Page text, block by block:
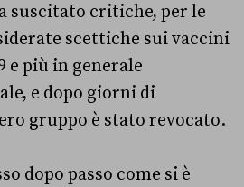
suscitato critiche, per le
scettiche sui vaccini
e più in generale
e dopo giorni di
gruppo è stato revocato.
dopo passo come si è